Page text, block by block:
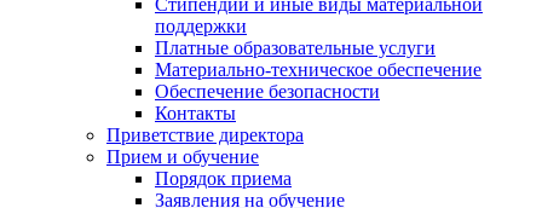
поддержки
Платные образовательные услуги
Материально-техническое обеспечение
Обеспечение безопасности
Контакты
Приветствие директора
Прием и обучение
Порядок приема
Заявления на обучение